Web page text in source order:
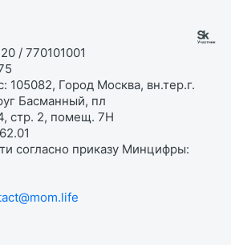
/ 770101001
105082, Город Москва, вн.тер.г.
Басманный, пл
стр. 2, помещ. 7Н
согласно приказу Минцифры: